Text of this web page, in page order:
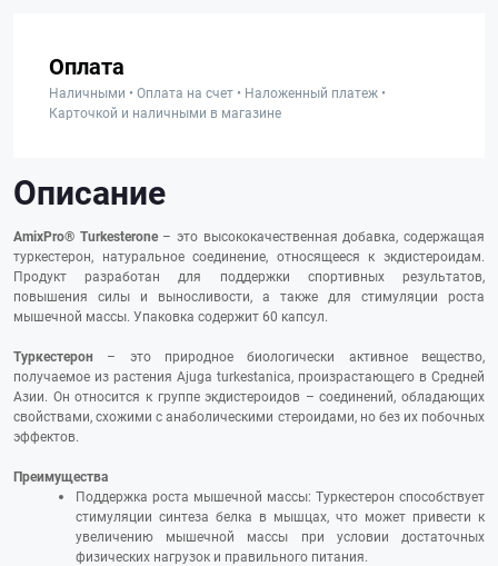
Оплата
Наличными • Оплата на счет • Наложенный платеж •
Карточкой и наличными в магазине
Описание
AmixPro® Turkesterone– это высококачественная добавка, содержащая
туркестерон, натуральное соединение, относящееся к экдистероидам.
Продукт разработан для поддержки спортивных результатов,
повышения силы и выносливости, а также для стимуляции роста
мышечной массы. Упаковка содержит 60 капсул.
Туркестерон – это природное биологически активное вещество,
получаемое из растения Ajuga turkestanica, произрастающего в Средней
Азии. Он относится к группе экдистероидов – соединений, обладающих
свойствами, схожими с анаболическими стероидами, но без их побочных
эффектов.
Преимущества
Поддержка роста мышечной массы: Туркестерон способствует
стимуляции синтеза белка в мышцах, что может привести к
увеличению мышечной массы при условии достаточных
физических нагрузок и правильного питания.